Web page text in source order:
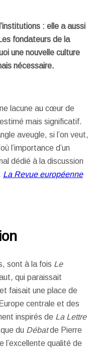
: elle a aussi
fondateurs de la
une nouvelle culture
nécessaire.
lacune au cœur de
mais significatif.
aveugle, si l’on veut,
l’importance d’un
dédié à la discussion
La Revue européenne
sont à la fois Le
qui paraissait
faisait une place de
centrale et des
inspirés de La Lettre
du Débatde Pierre
l’excellente qualité de